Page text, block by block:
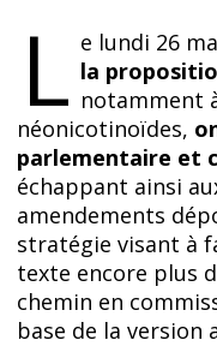
L e lundi 26
la
notamment
néonicotinoïdes,
parlementaire et
échappant ainsi
amendements
stratégie visant à
texte encore plus
chemin en
base de la version